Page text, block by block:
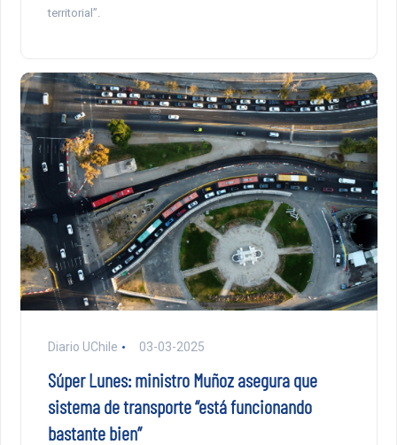
territorial”.
Diario UChile 03-03-2025
Súper Lunes: ministro Muñoz asegura que
sistema de transporte “está funcionando
bastante bien”